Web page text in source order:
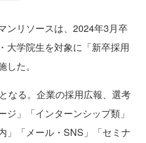
ンリソースは、2024年3月卒
大学院生を対象に「新卒採用
た。
なる。企業の採用広報、選考
」「インターンシップ類」
」「メール・SNS」「セミナ